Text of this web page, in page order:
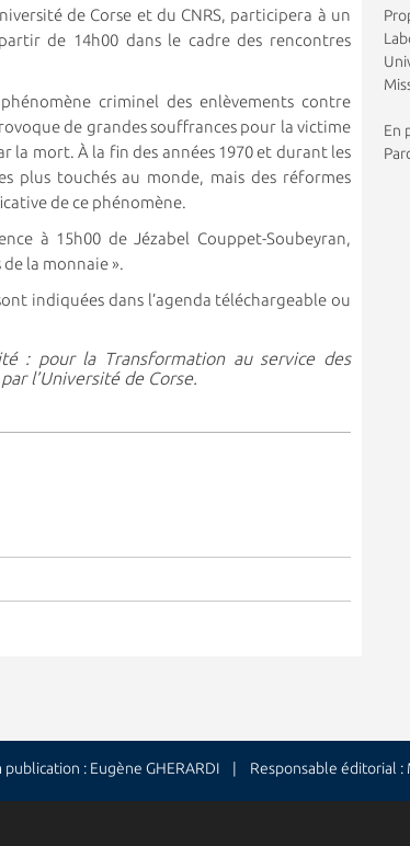
de Corse et du CNRS, participera à un
de 14h00 dans le cadre des rencontres
criminel des enlèvements contre
de grandes souffrances pour la victime
la mort. À la fin des années 1970 et durant les
plus touchés au monde, mais des réformes
de ce phénomène.
à 15h00 de Jézabel Couppet-Soubeyran,
la monnaie ».
indiquées dans l’agenda téléchargeable ou
: pour la Transformation au service des
l’Université de Corse.
En
: Eugène GHERARDI | Responsable éditorial :